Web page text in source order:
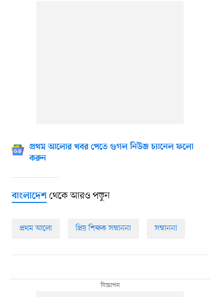
প্রথম আলোর খবর পেতে গুগল নিউজ চ্যানেল ফলো
করুন
বাংলাদেশথেকে আরও পড়ুন
প্রথম আলো প্রিয় শিক্ষক সম্মাননা সম্মাননা